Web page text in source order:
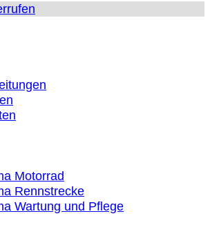
Motorrad
Rennstrecke
Wartung und Pflege